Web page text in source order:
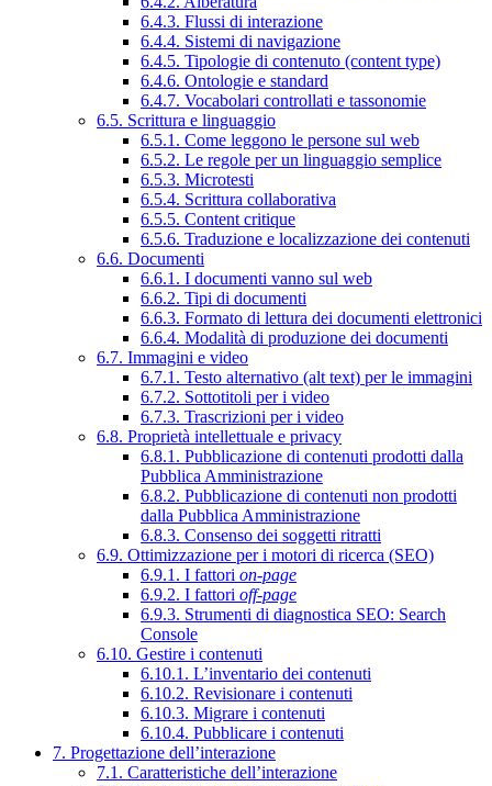
6.4.3. Flussi di interazione
6.4.4. Sistemi di navigazione
6.4.5. Tipologie di contenuto (content type)
6.4.6. Ontologie e standard
6.4.7. Vocabolari controllati e tassonomie
6.5. Scrittura e linguaggio
6.5.1. Come leggono le persone sul web
6.5.2. Le regole per un linguaggio semplice
6.5.3. Microtesti
6.5.4. Scrittura collaborativa
6.5.5. Content critique
6.5.6. Traduzione e localizzazione dei contenuti
6.6. Documenti
6.6.1. I documenti vanno sul web
6.6.2. Tipi di documenti
6.6.3. Formato di lettura dei documenti elettronici
6.6.4. Modalità di produzione dei documenti
6.7. Immagini e video
6.7.1. Testo alternativo (alt text) per le immagini
6.7.2. Sottotitoli per i video
6.7.3. Trascrizioni per i video
6.8. Proprietà intellettuale e privacy
6.8.1. Pubblicazione di contenuti prodotti dalla
Pubblica Amministrazione
6.8.2. Pubblicazione di contenuti non prodotti
dalla Pubblica Amministrazione
6.8.3. Consenso dei soggetti ritratti
6.9. Ottimizzazione per i motori di ricerca (SEO)
6.9.1. I fattori on-page
6.9.2. I fattori off-page
6.9.3. Strumenti di diagnostica SEO: Search
Console
6.10. Gestire i contenuti
6.10.1. L’inventario dei contenuti
6.10.2. Revisionare i contenuti
6.10.3. Migrare i contenuti
6.10.4. Pubblicare i contenuti
7. Progettazione dell’interazione
7.1. Caratteristiche dell’interazione